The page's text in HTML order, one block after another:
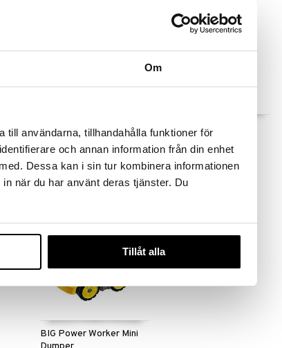
Om
till användarna, tillhandahålla funktioner för
och annan information från din enhet
Dessa kan i sin tur kombinera informationen
när du har använt deras tjänster. Du
Tillåt alla
Siku Lastbil + JD
Traktorer 1:87
SIKU
189 kr.
Speed Take-a-part
Gravemaskine
SPEED CAR
129 kr.
BIG Power Worker Mini